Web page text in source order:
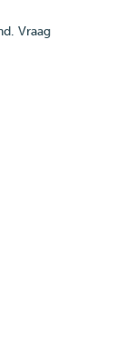
Vraag